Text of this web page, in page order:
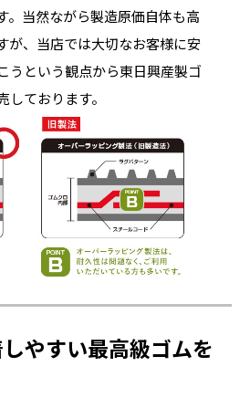
。当然ながら製造原価自体も高
が、当店では大切なお客様に安
うという観点から東日興産製ゴ
しております。
やすい最高級ゴムを